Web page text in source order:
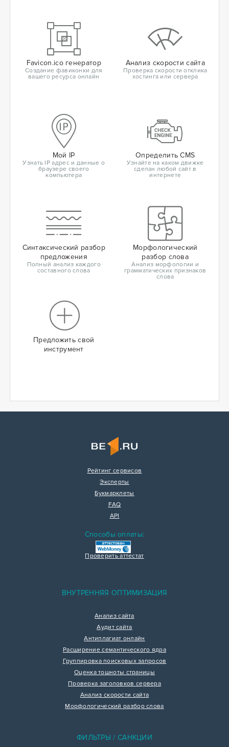
Favicon.ico генератор
Создание фавиконки для
вашего ресурса онлайн
Анализ скорости сайта
Проверка скорости отклика
хостинга или сервера
Мой IP
Узнать IP адрес и данные о
браузере своего
компьютера
Определить CMS
Узнайте на каком движке
сделан любой сайт в
интернете
Синтаксический разбор
предложения
Полный анализ каждого
составного слова
Морфологический
разбор слова
Анализ морфологии и
грамматических признаков
слова
Предложить свой
инструмент
Рейтинг сервисов
Эксперты
Букмарклеты
FAQ
API
Способы оплаты:
Проверить аттестат
ВНУТРЕННЯЯ ОПТИМИЗАЦИЯ
Анализ сайта
Аудит сайта
Антиплагиат онлайн
Расширение семантического ядра
Группировка поисковых запросов
Оценка тошноты страницы
Проверка заголовков сервера
Анализ скорости сайта
Морфологический разбор слова
ФИЛЬТРЫ / САНКЦИИ